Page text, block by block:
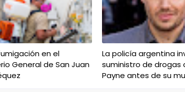
en el
General de San Juan
La policía argentina
suministro de drogas
Payne antes de su